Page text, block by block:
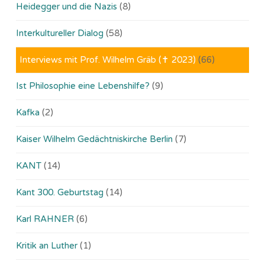
Heidegger und die Nazis (8)
Interkultureller Dialog (58)
Interviews mit Prof. Wilhelm Gräb (✝ 2023) (66)
Ist Philosophie eine Lebenshilfe? (9)
Kafka (2)
Kaiser Wilhelm Gedächtniskirche Berlin (7)
KANT (14)
Kant 300. Geburtstag (14)
Karl RAHNER (6)
Kritik an Luther (1)